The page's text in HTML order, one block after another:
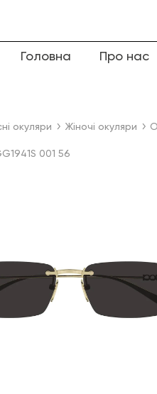
Головна Про нас
окуляри Жіночі окуляри
001 56